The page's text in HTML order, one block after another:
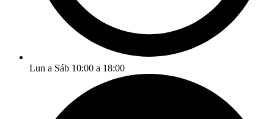
Lun a Sáb 10:00 a 18:00